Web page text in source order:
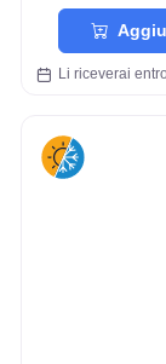
Li riceverai